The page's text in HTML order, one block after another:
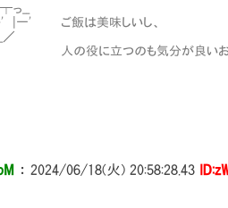
__
ご飯は美味しいし、
の役に立つのも気分が良いお
： 2024/06/18(火) 20:58:28.43